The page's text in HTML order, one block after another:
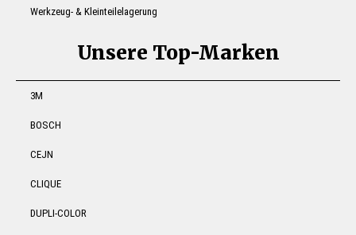
Werkzeug- & Kleinteilelagerung
Unsere Top-Marken
3M
BOSCH
CEJN
CLIQUE
DUPLI-COLOR